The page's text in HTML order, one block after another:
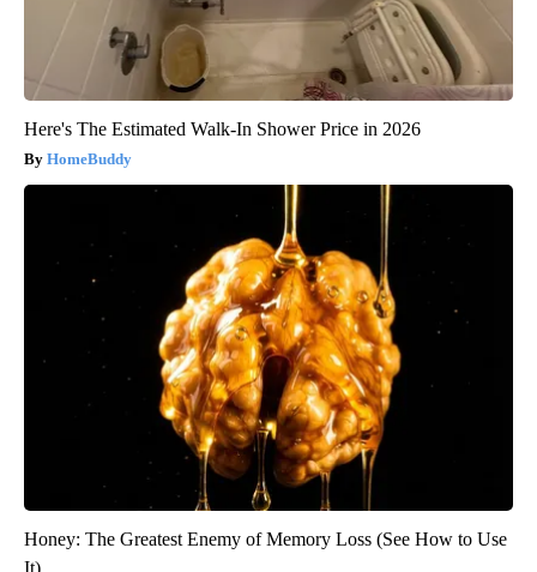
Here's The Estimated Walk-In Shower Price in 2026
HomeBuddy
Honey: The Greatest Enemy of Memory Loss (See How to Use
It)